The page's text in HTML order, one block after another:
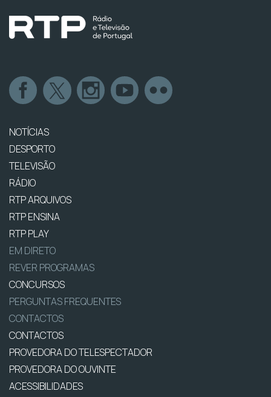
NOTÍCIAS
DESPORTO
TELEVISÃO
RÁDIO
RTP ARQUIVOS
RTP ENSINA
RTP PLAY
EM DIRETO
REVER PROGRAMAS
CONCURSOS
PERGUNTAS FREQUENTES
CONTACTOS
CONTACTOS
PROVEDORA DO TELESPECTADOR
PROVEDORA DO OUVINTE
ACESSIBILIDADES